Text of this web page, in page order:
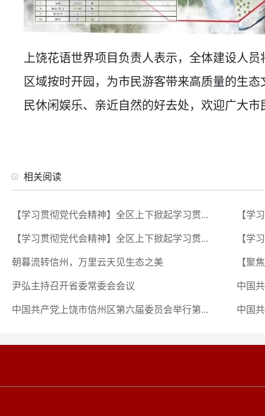
上饶花语世界项目负责人表示，全体建设人
区域按时开园，为市民游客带来高质量的生
民休闲娱乐、亲近自然的好去处，欢迎广大
相关阅读
【学习贯彻党代会精神】全区上下掀起学习贯...
【学
【学习贯彻党代会精神】全区上下掀起学习贯...
【学
朝暮流转信州，万里云天见生态之美
【聚
尹弘主持召开省委常委会会议
中国
中国共产党上饶市信州区第六届委员会举行第...
中国